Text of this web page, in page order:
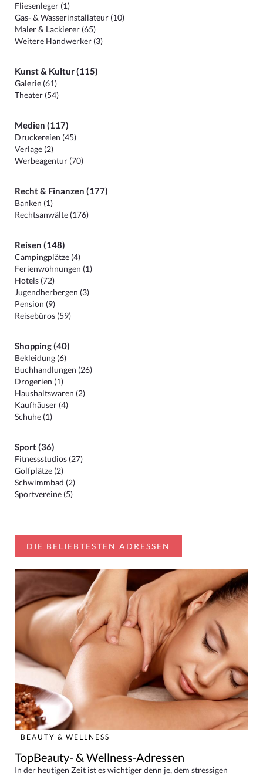
Fliesenleger (1)
Gas- & Wasserinstallateur (10)
Maler & Lackierer (65)
Weitere Handwerker (3)
Kunst & Kultur (115)
Galerie (61)
Theater (54)
Medien (117)
Druckereien (45)
Verlage (2)
Werbeagentur (70)
Recht & Finanzen (177)
Banken (1)
Rechtsanwälte (176)
Reisen (148)
Campingplätze (4)
Ferienwohnungen (1)
Hotels (72)
Jugendherbergen (3)
Pension (9)
Reisebüros (59)
Shopping (40)
Bekleidung (6)
Buchhandlungen (26)
Drogerien (1)
Haushaltswaren (2)
Kaufhäuser (4)
Schuhe (1)
Sport (36)
Fitnessstudios (27)
Golfplätze (2)
Schwimmbad (2)
Sportvereine (5)
DIE BELIEBTESTEN ADRESSEN
BEAUTY & WELLNESS
TopBeauty- & Wellness-Adressen
In der heutigen Zeit ist es wichtiger denn je, dem stressigen